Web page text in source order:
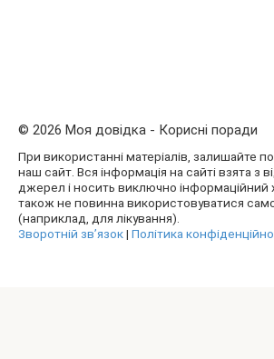
© 2026 Моя довідка - Корисні поради
При використанні матеріалів, залишайте
наш сайт. Вся інформація на сайті взята з
джерел і носить виключно інформаційний
також не повинна використовуватися
(наприклад, для лікування).
Зворотній зв’язок| Політика